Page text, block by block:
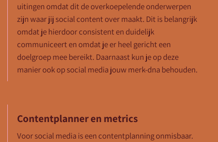
uitingen omdat dit de overkoepelende onderwerpen
zijn waar jij social content over maakt. Dit is belangrijk
omdat je hierdoor consistent en duidelijk
communiceert en omdat je er heel gericht een
doelgroep mee bereikt. Daarnaast kun je op deze
manier ook op social media jouw merk-dna behouden.
Contentplanner en metrics
Voor social media is een contentplanning onmisbaar.